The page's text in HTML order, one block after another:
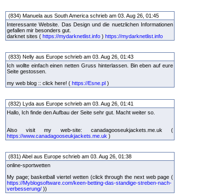
(834) Manuela aus South America schrieb am 03. Aug 26, 01:45
Interessante Website. Das Design und die nuetzlichen Informationen
gefallen mir besonders gut.
darknet sites ( https://mydarknetlist.info ) https://mydarknetlist.info
(833) Nelly aus Europe schrieb am 03. Aug 26, 01:43
Ich wollte einfach einen netten Gruss hinterlassen. Bin eben auf eure
Seite gestossen.
my web blog :: click here! ( https://Esne.pl )
(832) Lyda aus Europe schrieb am 03. Aug 26, 01:41
Hallo, Ich finde den Aufbau der Seite sehr gut. Macht weiter so.
Also visit my web-site: canadagooseukjackets.me.uk (
https://www.canadagooseukjackets.me.uk )
(831) Abel aus Europe schrieb am 03. Aug 26, 01:38
online-sportwetten
My page; basketball viertel wetten (click through the next web page (
https://Myblogsoftware.com/keen-betting-das-standige-streben-nach-
verbesserung/ ))